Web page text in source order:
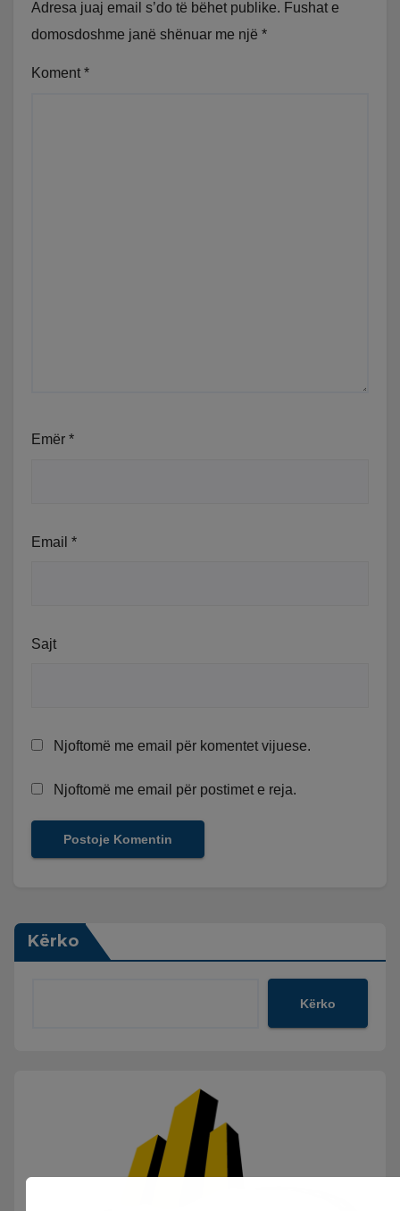
Adresa juaj email s’do të bëhet publike. Fushat e
domosdoshme janë shënuar me një *
Koment *
Emër *
Email *
Sajt
Njoftomë me email për komentet vijuese.
Njoftomë me email për postimet e reja.
Kërko
Kërko